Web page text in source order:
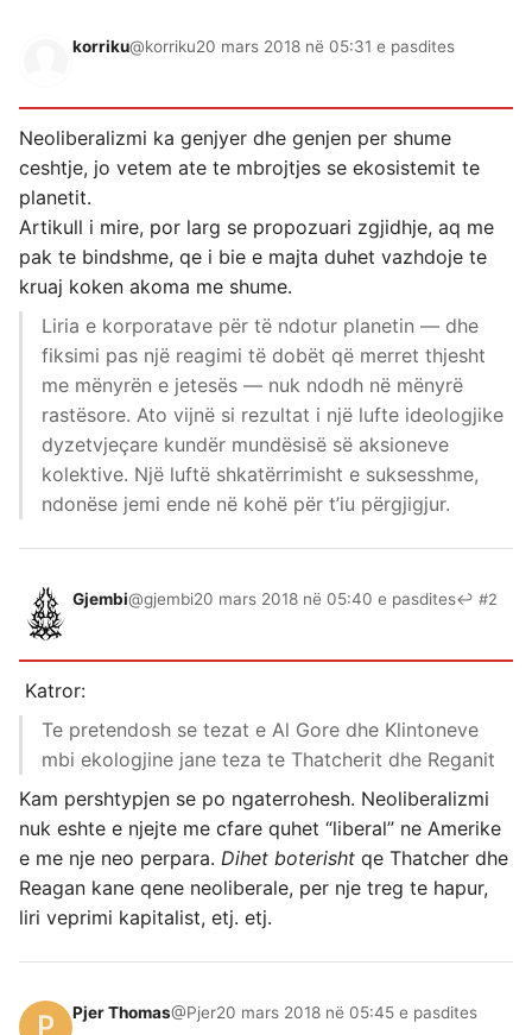
korriku@korriku20 mars 2018 në 05:31 e pasdites
Neoliberalizmi ka genjyer dhe genjen per shume
ceshtje, jo vetem ate te mbrojtjes se ekosistemit te
planetit.
Artikull i mire, por larg se propozuari zgjidhje, aq me
pak te bindshme, qe i bie e majta duhet vazhdoje te
kruaj koken akoma me shume.
Liria e korporatave për të ndotur planetin — dhe
fiksimi pas një reagimi të dobët që merret thjesht
me mënyrën e jetesës — nuk ndodh në mënyrë
rastësore. Ato vijnë si rezultat i një lufte ideologjike
dyzetvjeçare kundër mundësisë së aksioneve
kolektive. Një luftë shkatërrimisht e suksesshme,
ndonëse jemi ende në kohë për t’iu përgjigjur.
Gjembi@gjembi20 mars 2018 në 05:40 e pasdites↩ #2
Katror:
Te pretendosh se tezat e Al Gore dhe Klintoneve
mbi ekologjine jane teza te Thatcherit dhe Reganit
Kam pershtypjen se po ngaterrohesh. Neoliberalizmi
nuk eshte e njejte me cfare quhet “liberal” ne Amerike
e me nje neo perpara. Dihet boterisht qe Thatcher dhe
Reagan kane qene neoliberale, per nje treg te hapur,
liri veprimi kapitalist, etj. etj.
Pjer Thomas@Pjer20 mars 2018 në 05:45 e pasdites